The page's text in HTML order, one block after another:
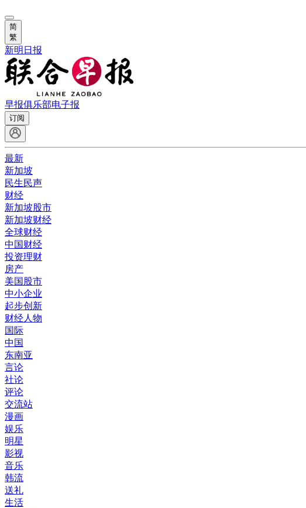
简
繁
新明日报
早报俱乐部电子报
订阅
最新
新加坡
民生民声
财经
新加坡股市
新加坡财经
全球财经
中国财经
投资理财
房产
美国股市
中小企业
起步创新
财经人物
国际
中国
东南亚
言论
社论
评论
交流站
漫画
娱乐
明星
影视
音乐
韩流
送礼
生活